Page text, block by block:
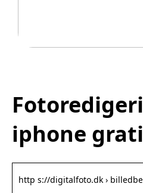
iphone
http s://digitalfoto.dk ›